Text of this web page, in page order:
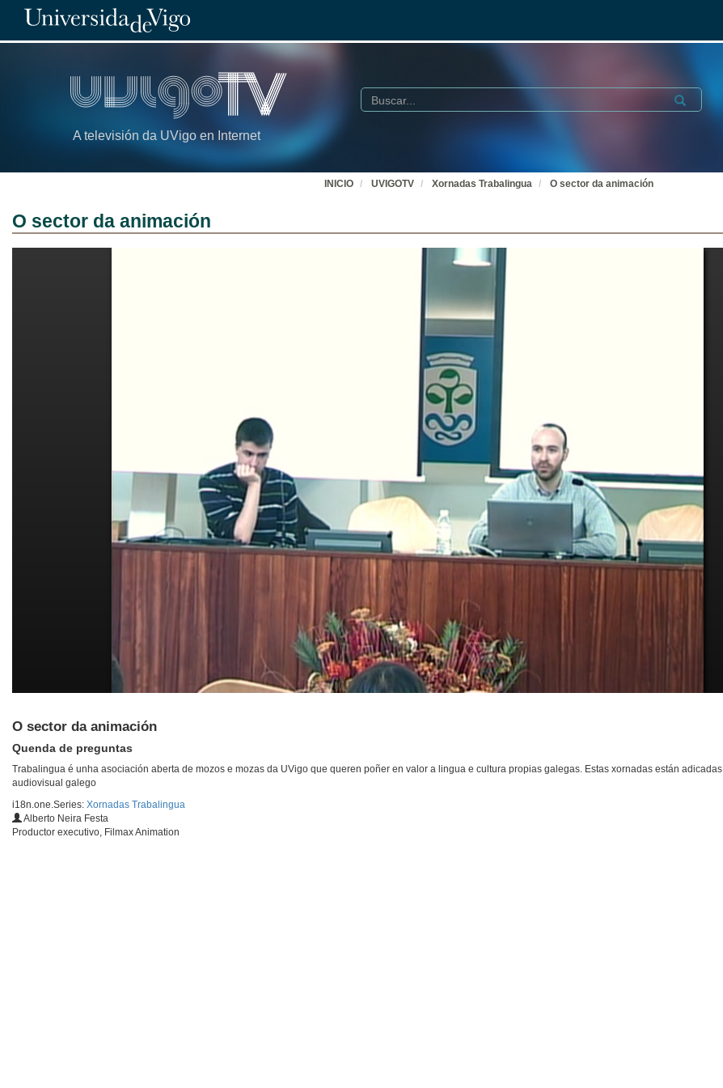
A televisión da UVigo en Internet
Buscar Submit
INICIO UVIGOTV Xornadas Trabalingua O sector da animación
O sector da animación
O sector da animación
Quenda de preguntas
Trabalingua é unha asociación aberta de mozos e mozas da UVigo que queren poñer en valor a lingua e cultura propias galegas. Estas xornadas están
audiovisual galego
i18n.one.Series: Xornadas Trabalingua
Alberto Neira Festa
Productor executivo, Filmax Animation